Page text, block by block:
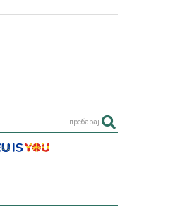
пребарај